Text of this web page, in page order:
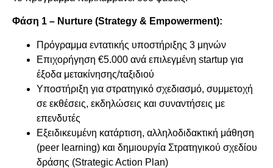
Φάση 1 – Nurture (Strategy & Empowerment):
Πρόγραμμα εντατικής υποστήριξης 3 μηνών
Επιχορήγηση €5.000 ανά επιλεγμένη startup για
έξοδα μετακίνησης/ταξιδιού
Υποστήριξη για στρατηγικό σχεδιασμό, συμμετοχή
σε εκθέσεις, εκδηλώσεις και συναντήσεις με
επενδυτές
Εξειδικευμένη κατάρτιση, αλληλοδιδακτική μάθηση
(peer learning) και δημιουργία Στρατηγικού σχεδίου
δράσης (Strategic Action Plan)